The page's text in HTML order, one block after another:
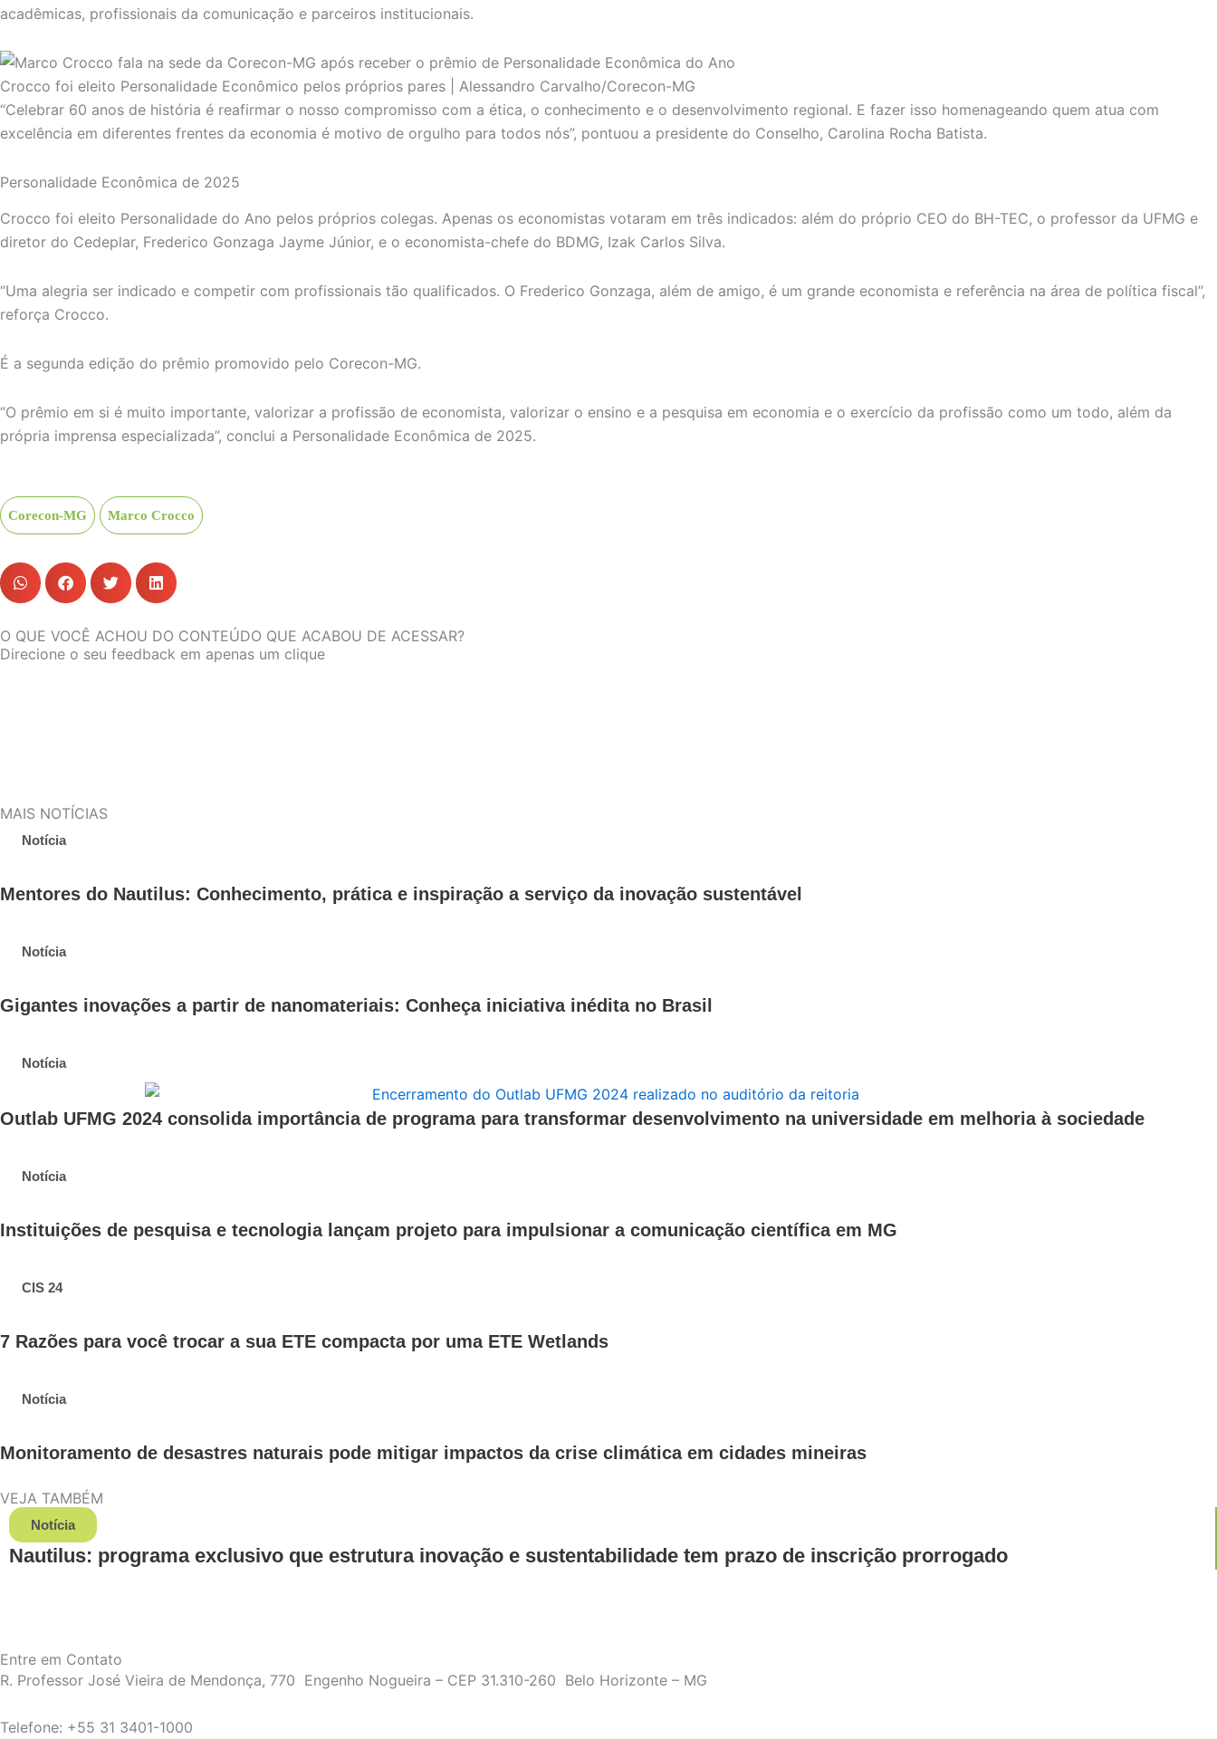
acadêmicas, profissionais da comunicação e parceiros institucionais.
Crocco foi eleito Personalidade Econômico pelos próprios pares | Alessandro Carvalho/Corecon-MG
“Celebrar 60 anos de história é reafirmar o nosso compromisso com a ética, o conhecimento e o desenvolvimento regional. E fazer isso homenageando quem atua com
excelência em diferentes frentes da economia é motivo de orgulho para todos nós”, pontuou a presidente do Conselho, Carolina Rocha Batista.
Personalidade Econômica de 2025
Crocco foi eleito Personalidade do Ano pelos próprios colegas. Apenas os economistas votaram em três indicados: além do próprio CEO do BH-TEC, o professor da UFMG e
diretor do Cedeplar, Frederico Gonzaga Jayme Júnior, e o economista-chefe do BDMG, Izak Carlos Silva.
“Uma alegria ser indicado e competir com profissionais tão qualificados. O Frederico Gonzaga, além de amigo, é um grande economista e referência na área de política fiscal”,
reforça Crocco.
É a segunda edição do prêmio promovido pelo Corecon-MG.
“O prêmio em si é muito importante, valorizar a profissão de economista, valorizar o ensino e a pesquisa em economia e o exercício da profissão como um todo, além da
própria imprensa especializada”, conclui a Personalidade Econômica de 2025.
Corecon-MG Marco Crocco
O QUE VOCÊ ACHOU DO CONTEÚDO QUE ACABOU DE ACESSAR?
Direcione o seu feedback em apenas um clique
MAIS NOTÍCIAS
Notícia
Mentores do Nautilus: Conhecimento, prática e inspiração a serviço da inovação sustentável
Notícia
Gigantes inovações a partir de nanomateriais: Conheça iniciativa inédita no Brasil
Notícia
Outlab UFMG 2024 consolida importância de programa para transformar desenvolvimento na universidade em melhoria à sociedade
Notícia
Instituições de pesquisa e tecnologia lançam projeto para impulsionar a comunicação científica em MG
CIS 24
7 Razões para você trocar a sua ETE compacta por uma ETE Wetlands
Notícia
Monitoramento de desastres naturais pode mitigar impactos da crise climática em cidades mineiras
VEJA TAMBÉM
Notícia
Nautilus: programa exclusivo que estrutura inovação e sustentabilidade tem prazo de inscrição prorrogado
Entre em Contato
R. Professor José Vieira de Mendonça, 770 Engenho Nogueira – CEP 31.310-260 Belo Horizonte – MG
Telefone: +55 31 3401-1000